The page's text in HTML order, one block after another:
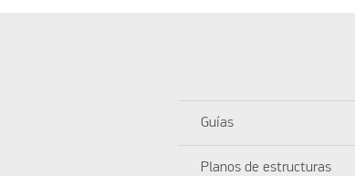
Guías
Planos de estructuras